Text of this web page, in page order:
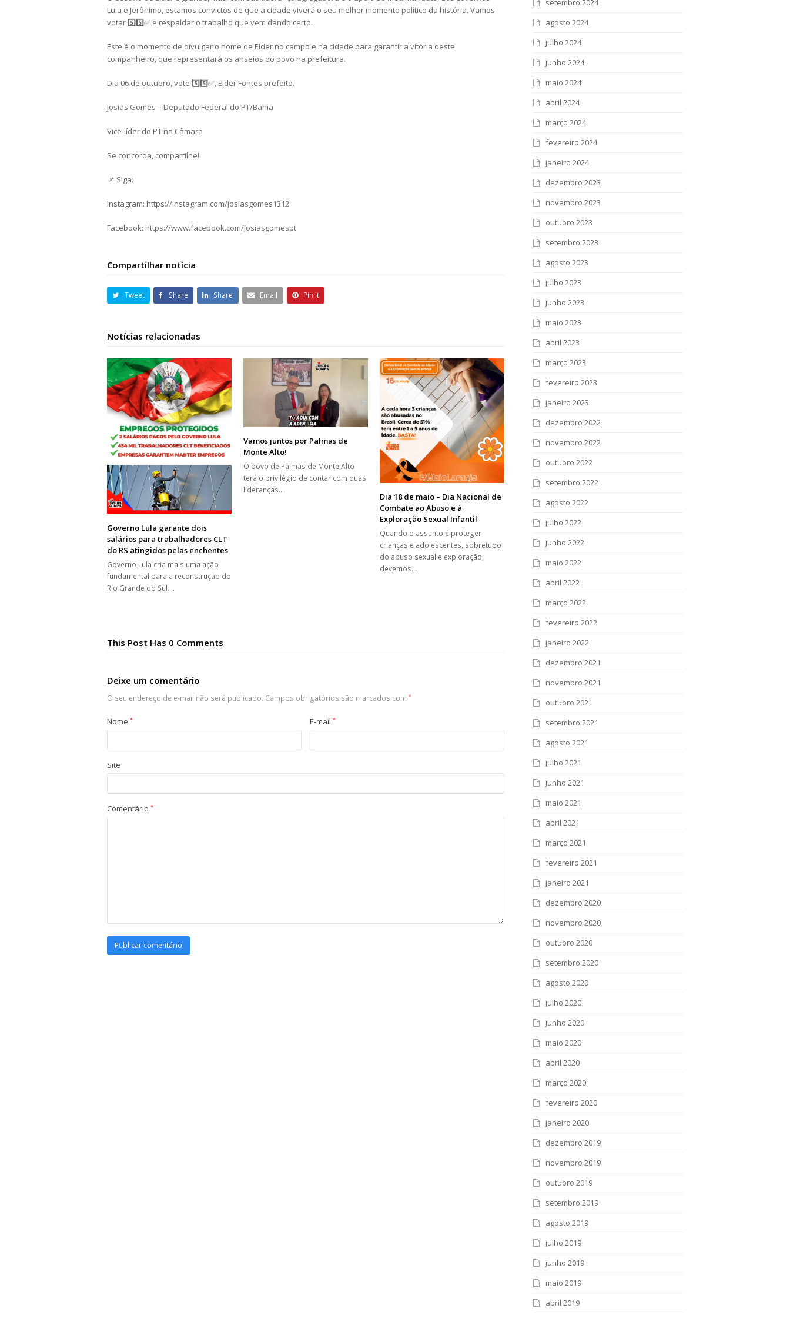
Lula e Jerônimo, estamos convictos de que a cidade viverá o seu melhor momento político da história. Vamos
votar 5️⃣5️⃣✅ e respaldar o trabalho que vem dando certo.
Este é o momento de divulgar o nome de Elder no campo e na cidade para garantir a vitória deste
companheiro, que representará os anseios do povo na prefeitura.
Dia 06 de outubro, vote 5️⃣5️⃣✅, Elder Fontes prefeito.
Josias Gomes – Deputado Federal do PT/Bahia
Vice-líder do PT na Câmara
Se concorda, compartilhe!
📌 Siga:
Instagram: https://instagram.com/josiasgomes1312
Facebook: https://www.facebook.com/Josiasgomespt
Compartilhar notícia
Tweet Share Share Email Pin It
Notícias relacionadas
Governo Lula garante dois
salários para trabalhadores CLT
do RS atingidos pelas enchentes
Governo Lula cria mais uma ação
fundamental para a reconstrução do
Rio Grande do Sul.…
Vamos juntos por Palmas de
Monte Alto!
O povo de Palmas de Monte Alto
terá o privilégio de contar com duas
lideranças…
Dia 18 de maio – Dia Nacional de
Combate ao Abuso e à
Exploração Sexual Infantil
Quando o assunto é proteger
crianças e adolescentes, sobretudo
do abuso sexual e exploração,
devemos…
This Post Has 0 Comments
Deixe um comentário
O seu endereço de e-mail não será publicado. Campos obrigatórios são marcados com *
Nome * E-mail *
Site
Comentário *
setembro 2024
agosto 2024
julho 2024
junho 2024
maio 2024
abril 2024
março 2024
fevereiro 2024
janeiro 2024
dezembro 2023
novembro 2023
outubro 2023
setembro 2023
agosto 2023
julho 2023
junho 2023
maio 2023
abril 2023
março 2023
fevereiro 2023
janeiro 2023
dezembro 2022
novembro 2022
outubro 2022
setembro 2022
agosto 2022
julho 2022
junho 2022
maio 2022
abril 2022
março 2022
fevereiro 2022
janeiro 2022
dezembro 2021
novembro 2021
outubro 2021
setembro 2021
agosto 2021
julho 2021
junho 2021
maio 2021
abril 2021
março 2021
fevereiro 2021
janeiro 2021
dezembro 2020
novembro 2020
outubro 2020
setembro 2020
agosto 2020
julho 2020
junho 2020
maio 2020
abril 2020
março 2020
fevereiro 2020
janeiro 2020
dezembro 2019
novembro 2019
outubro 2019
setembro 2019
agosto 2019
julho 2019
junho 2019
maio 2019
abril 2019